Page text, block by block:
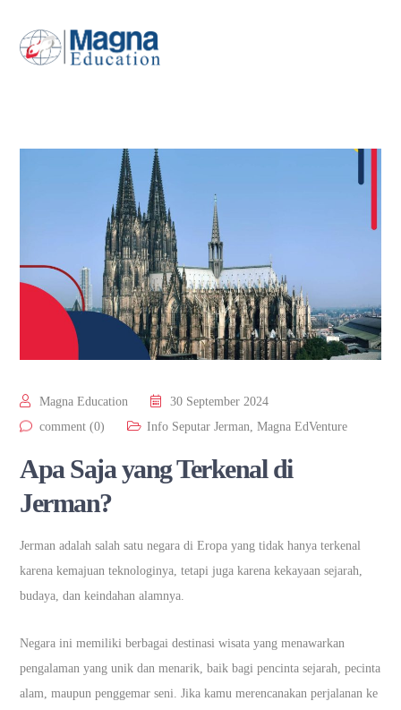
Magna Education
30 September 2024
comment (0)
Info Seputar Jerman ,Magna EdVenture
Apa Saja yang Terkenal di
Jerman?
Jerman adalah salah satu negara di Eropa yang tidak hanya terkenal
karena kemajuan teknologinya, tetapi juga karena kekayaan sejarah,
budaya, dan keindahan alamnya.
Negara ini memiliki berbagai destinasi wisata yang menawarkan
pengalaman yang unik dan menarik, baik bagi pencinta sejarah, pecinta
alam, maupun penggemar seni. Jika kamu merencanakan perjalanan ke